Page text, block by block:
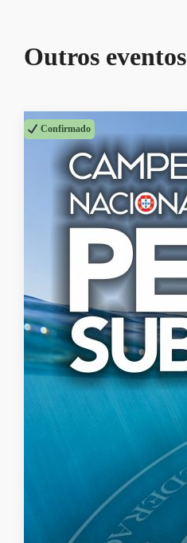
Outros eventos
Confirmado